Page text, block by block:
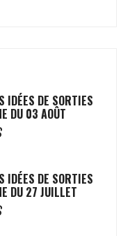
IDÉES DE SORTIES
DU 03 AOÛT
IDÉES DE SORTIES
DU 27 JUILLET